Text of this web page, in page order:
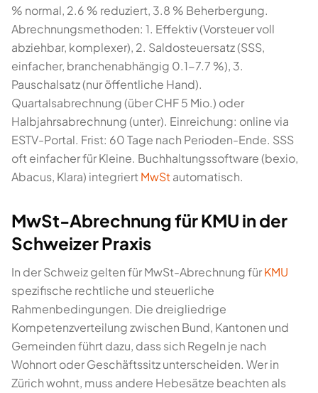
% normal, 2.6 % reduziert, 3.8 % Beherbergung.
Abrechnungsmethoden: 1. Effektiv (Vorsteuer voll
abziehbar, komplexer), 2. Saldosteuersatz (SSS,
einfacher, branchenabhängig 0.1-7.7 %), 3.
Pauschalsatz (nur öffentliche Hand).
Quartalsabrechnung (über CHF 5 Mio.) oder
Halbjahrsabrechnung (unter). Einreichung: online via
ESTV-Portal. Frist: 60 Tage nach Perioden-Ende. SSS
oft einfacher für Kleine. Buchhaltungssoftware (bexio,
Abacus, Klara) integriert MwStautomatisch.
MwSt-Abrechnung für KMU in der
Schweizer Praxis
In der Schweiz gelten für MwSt-Abrechnung fürKMU
spezifische rechtliche und steuerliche
Rahmenbedingungen. Die dreigliedrige
Kompetenzverteilung zwischen Bund, Kantonen und
Gemeinden führt dazu, dass sich Regeln je nach
Wohnort oder Geschäftssitz unterscheiden. Wer in
Zürich wohnt, muss andere Hebesätze beachten als